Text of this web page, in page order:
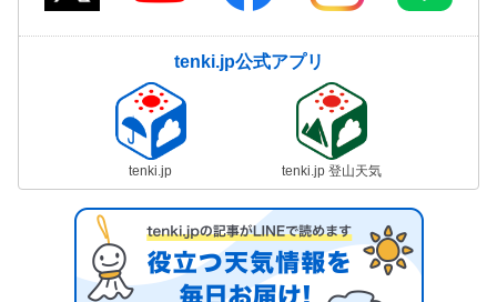
tenki.jp公式アプリ
tenki.jp tenki.jp 登山天気